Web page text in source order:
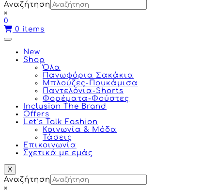
Αναζήτηση
×
0
0 items
New
Shop
Όλα
Πανωφόρια Σακάκια
Μπλούζες-Πουκάμισα
Παντελόνια-Shorts
Φορέματα-Φούστες
Inclusion The Brand
Offers
Let’s Talk Fashion
Κοινωνία & Μόδα
Τάσεις
Επικοινωνία
Σχετικά με εμάς
X
Αναζήτηση
×